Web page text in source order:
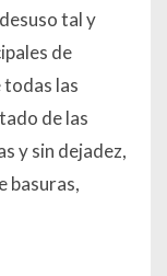
tal y
de
todas las
de las
y sin dejadez,
basuras,